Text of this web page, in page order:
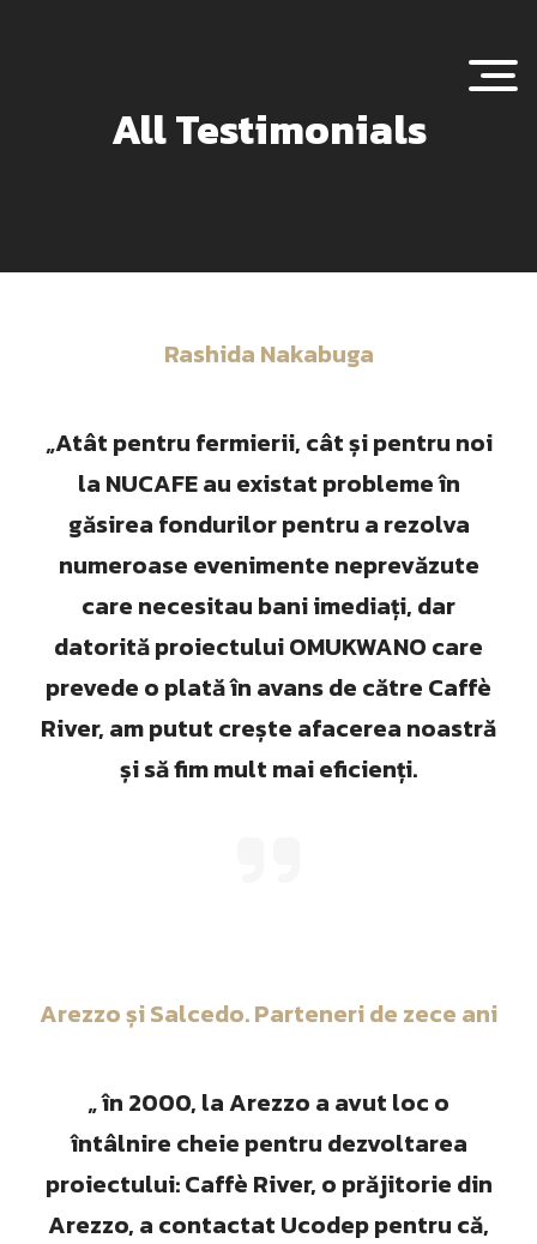
All Testimonials
Rashida Nakabuga
„Atât pentru fermierii, cât și pentru noi
la NUCAFE au existat probleme în
găsirea fondurilor pentru a rezolva
numeroase evenimente neprevăzute
care necesitau bani imediați, dar
datorită proiectului OMUKWANO care
prevede o plată în avans de către Caffè
River, am putut crește afacerea noastră
și să fim mult mai eficienți.
Arezzo și Salcedo. Parteneri de zece ani
„ în 2000, la Arezzo a avut loc o
întâlnire cheie pentru dezvoltarea
proiectului: Caffè River, o prăjitorie din
Arezzo, a contactat Ucodep pentru că,